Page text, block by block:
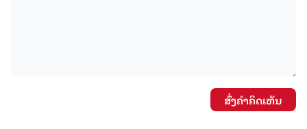
ສົ່ງຄໍາຄິດເຫັນ